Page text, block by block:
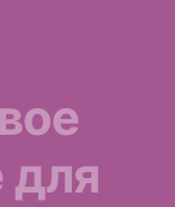
для